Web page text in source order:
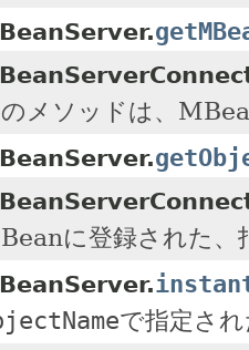
メソッドは、
に登録された
で指定さ